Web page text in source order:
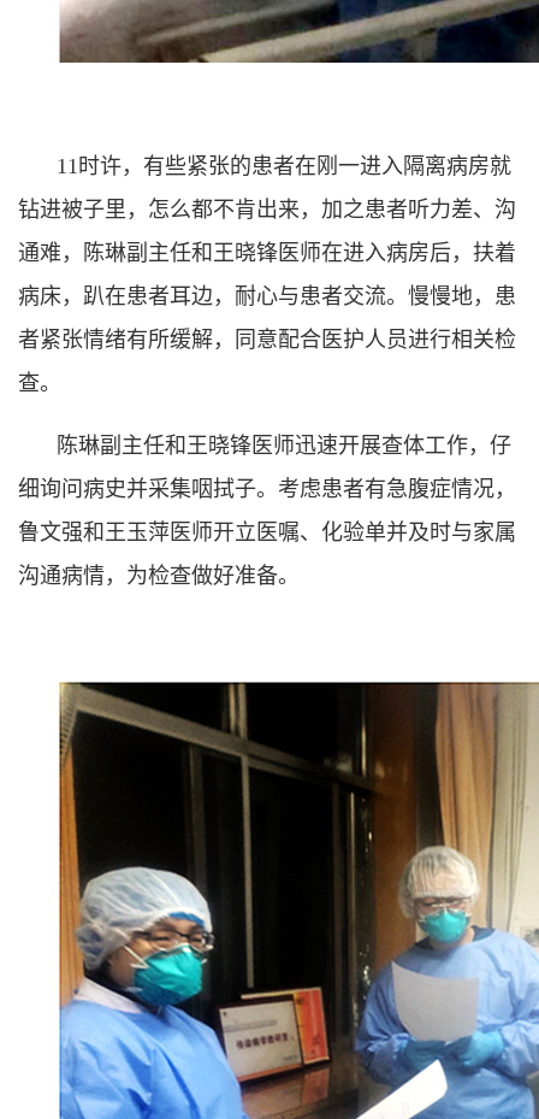
11时许，有些紧张的患者在刚一进入隔离病房就
钻进被子里，怎么都不肯出来，加之患者听力差、沟
通难，陈琳副主任和王晓锋医师在进入病房后，扶着
病床，趴在患者耳边，耐心与患者交流。慢慢地，患
者紧张情绪有所缓解，同意配合医护人员进行相关检
查。
陈琳副主任和王晓锋医师迅速开展查体工作，仔
细询问病史并采集咽拭子。考虑患者有急腹症情况，
鲁文强和王玉萍医师开立医嘱、化验单并及时与家属
沟通病情，为检查做好准备。